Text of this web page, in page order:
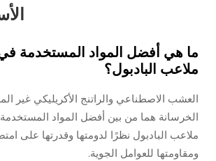
ما هي أفضل المواد المستخدمة
ملاعب البادبول؟
العشب الاصطناعي والراتنج الأكريليكي غير
الخرسانة هما من بين أفضل المواد
ملاعب البادبول نظرًا لدومتها وقدرتها على
ومقاومتها للعوامل الجوية.